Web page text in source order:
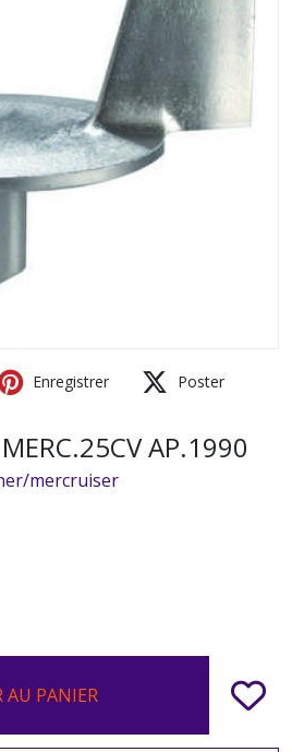
Enregistrer Poster
AP.1990
mercruiser
AU PANIER